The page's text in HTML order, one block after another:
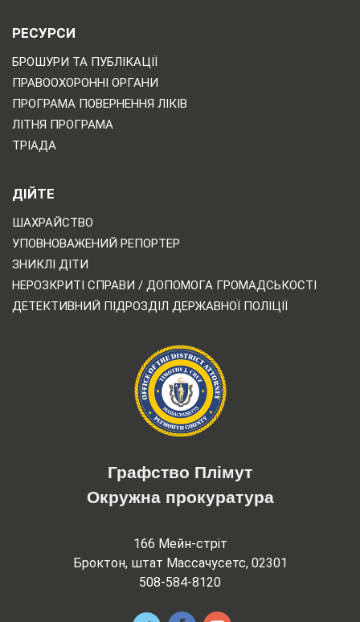
РЕСУРСИ
БРОШУРИ ТА ПУБЛІКАЦІЇ
ПРАВООХОРОННІ ОРГАНИ
ПРОГРАМА ПОВЕРНЕННЯ ЛІКІВ
ЛІТНЯ ПРОГРАМА
ТРІАДА
ДІЙТЕ
ШАХРАЙСТВО
УПОВНОВАЖЕНИЙ РЕПОРТЕР
ЗНИКЛІ ДІТИ
НЕРОЗКРИТІ СПРАВИ / ДОПОМОГА ГРОМАДСЬКОСТІ
ДЕТЕКТИВНИЙ ПІДРОЗДІЛ ДЕРЖАВНОЇ ПОЛІЦІЇ
Графство Плімут
Окружна прокуратура
166 Мейн-стріт
Броктон, штат Массачусетс, 02301
508-584-8120